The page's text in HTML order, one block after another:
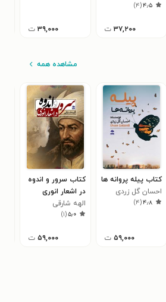
۴٫۵(۴)
۳۷,۲۰۰ ت ۳۹,۰۰۰ ت
مشاهده همه
کتاب پیله پروانه ها
احسان گل زردی
۴٫۸(۴)
۵۹,۰۰۰ ت
کتاب سرور و اندوه
در اشعار انوری
الهه شارقی
۵٫۰(۱)
۵۹,۰۰۰ ت